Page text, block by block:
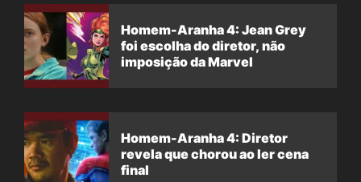
Homem-Aranha 4: Jean Grey
foi escolha do diretor, não
imposição da Marvel
Homem-Aranha 4: Diretor
revela que chorou ao ler cena
final